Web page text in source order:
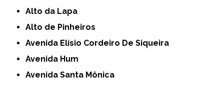
Alto da Lapa
Alto de Pinheiros
Avenida Elísio Cordeiro De Siqueira
Avenida Hum
Avenida Santa Mônica